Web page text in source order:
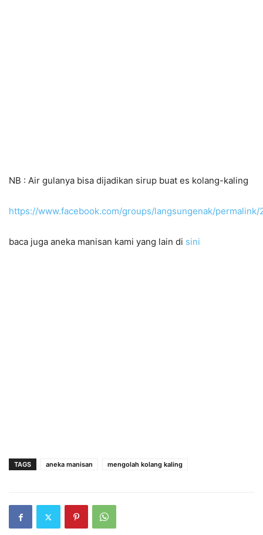
NB : Air gulanya bisa dijadikan sirup buat es kolang-kaling
https://www.facebook.com/groups/langsungenak/permalink/
baca juga aneka manisan kami yang lain di sini
TAGS aneka manisan mengolah kolang kaling